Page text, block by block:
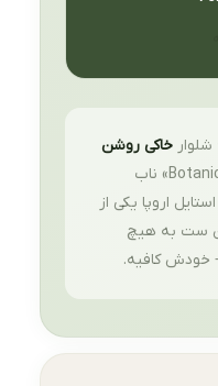
خاکی روشن
یه ست «Botanical Summer» ناب
اروپا یکی از
ست به هیچ
خودش کافیه.